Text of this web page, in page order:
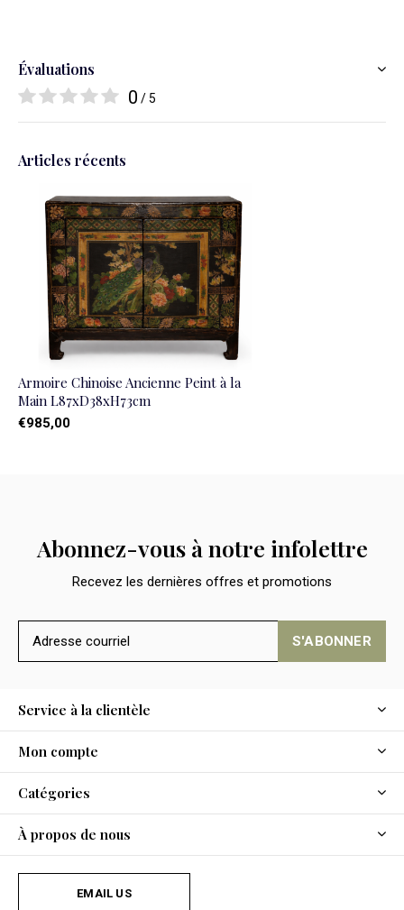
Évaluations
0 / 5
Articles récents
Armoire Chinoise Ancienne Peint à la
Main L87xD38xH73cm
€985,00
Abonnez-vous à notre infolettre
Recevez les dernières offres et promotions
S'ABONNER
Service à la clientèle
Mon compte
Catégories
À propos de nous
EMAIL US